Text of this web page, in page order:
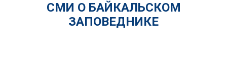
СМИ О БАЙКАЛЬСКОМ
ЗАПОВЕДНИКЕ